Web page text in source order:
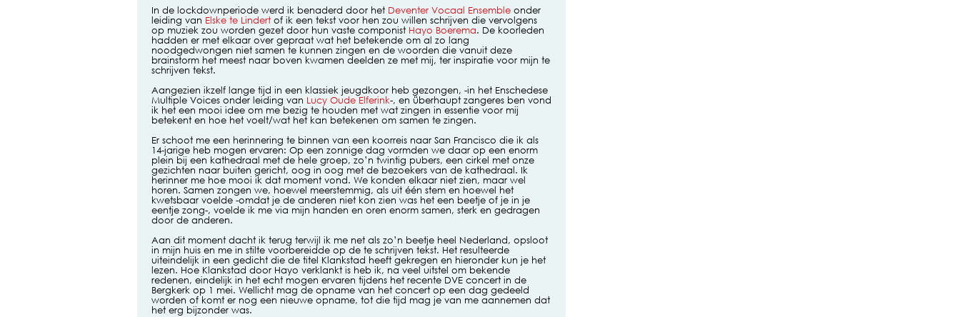
In de lockdownperiode werd ik benaderd door het Deventer Vocaal Ensemble onder
leiding van Elske te Lindert of ik een tekst voor hen zou willen schrijven die vervolgens
op muziek zou worden gezet door hun vaste componist Hayo Boerema. De koorleden
hadden er met elkaar over gepraat wat het betekende om al zo lang
noodgedwongen niet samen te kunnen zingen en de woorden die vanuit deze
brainstorm het meest naar boven kwamen deelden ze met mij, ter inspiratie voor mijn te
schrijven tekst.
Aangezien ikzelf lange tijd in een klassiek jeugdkoor heb gezongen, -in het Enschedese
Multiple Voices onder leiding van Lucy Oude Elferink-, en überhaupt zangeres ben vond
ik het een mooi idee om me bezig te houden met wat zingen in essentie voor mij
betekent en hoe het voelt/wat het kan betekenen om samen te zingen.
Er schoot me een herinnering te binnen van een koorreis naar San Francisco die ik als
14-jarige heb mogen ervaren: Op een zonnige dag vormden we daar op een enorm
plein bij een kathedraal met de hele groep, zo’n twintig pubers, een cirkel met onze
gezichten naar buiten gericht, oog in oog met de bezoekers van de kathedraal. Ik
herinner me hoe mooi ik dat moment vond. We konden elkaar niet zien, maar wel
horen. Samen zongen we, hoewel meerstemmig, als uit één stem en hoewel het
kwetsbaar voelde -omdat je de anderen niet kon zien was het een beetje of je in je
eentje zong-, voelde ik me via mijn handen en oren enorm samen, sterk en gedragen
door de anderen.
Aan dit moment dacht ik terug terwijl ik me net als zo’n beetje heel Nederland, opsloot
in mijn huis en me in stilte voorbereidde op de te schrijven tekst. Het resulteerde
uiteindelijk in een gedicht die de titel Klankstad heeft gekregen en hieronder kun je het
lezen. Hoe Klankstad door Hayo verklankt is heb ik, na veel uitstel om bekende
redenen, eindelijk in het echt mogen ervaren tijdens het recente DVE concert in de
Bergkerk op 1 mei. Wellicht mag de opname van het concert op een dag gedeeld
worden of komt er nog een nieuwe opname, tot die tijd mag je van me aannemen dat
het erg bijzonder was.